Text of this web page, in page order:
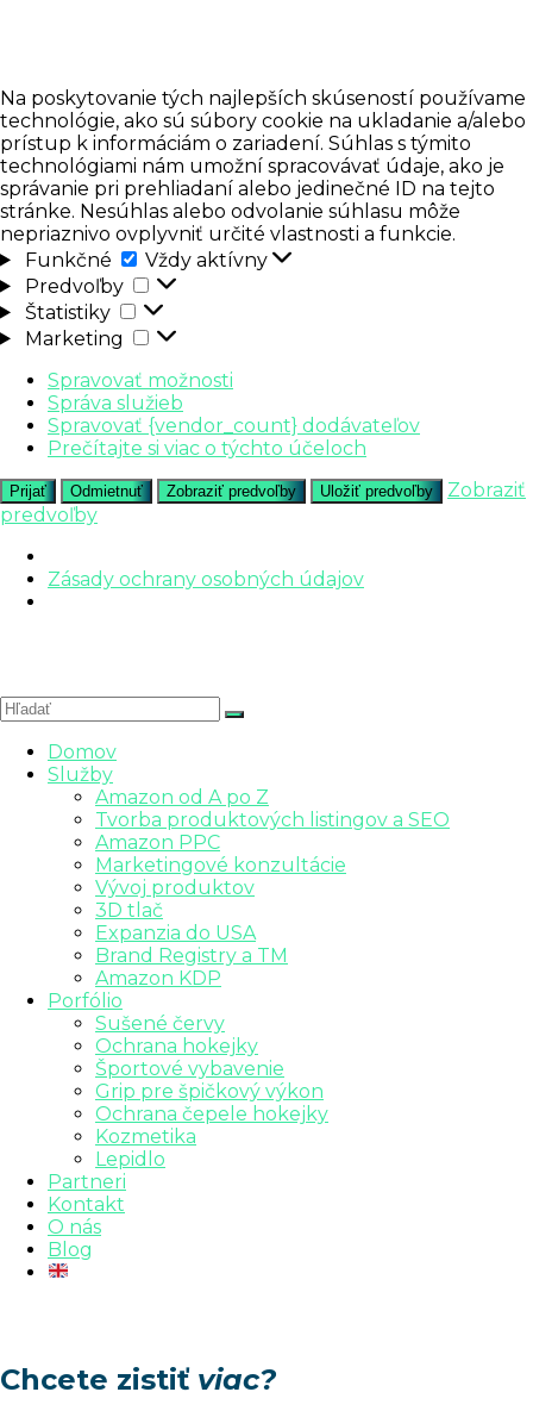
Na poskytovanie tých najlepších skúseností používame
technológie, ako sú súbory cookie na ukladanie a/alebo
prístup k informáciám o zariadení. Súhlas s týmito
technológiami nám umožní spracovávať údaje, ako je
správanie pri prehliadaní alebo jedinečné ID na tejto
stránke. Nesúhlas alebo odvolanie súhlasu môže
nepriaznivo ovplyvniť určité vlastnosti a funkcie.
Funkčné
Funkčné
Vždy aktívny
Predvoľby
Predvoľby
Štatistiky
Štatistiky
Marketing
Marketing
Spravovať možnosti
Správa služieb
Spravovať {vendor_count} dodávateľov
Prečítajte si viac o týchto účeloch
Prijať Odmietnuť Zobraziť predvoľby Uložiť predvoľby
Zobraziť
predvoľby
Zásady ochrany osobných údajov
Domov
Služby
Amazon od A po Z
Tvorba produktových listingov a SEO
Amazon PPC
Marketingové konzultácie
Vývoj produktov
3D tlač
Expanzia do USA
Brand Registry a TM
Amazon KDP
Porfólio
Sušené červy
Ochrana hokejky
Športové vybavenie
Grip pre špičkový výkon
Ochrana čepele hokejky
Kozmetika
Lepidlo
Partneri
Kontakt
O nás
Blog
Chcete zistiť viac?